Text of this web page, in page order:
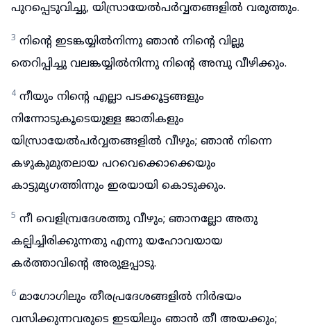
പുറപ്പെടുവിച്ചു, യിസ്രായേൽപർവ്വതങ്ങളിൽ വരുത്തും.
3 നിന്റെ ഇടങ്കയ്യിൽനിന്നു ഞാൻ നിന്റെ വില്ലു
തെറിപ്പിച്ചു വലങ്കയ്യിൽനിന്നു നിന്റെ അമ്പു വീഴിക്കും.
4 നീയും നിന്റെ എല്ലാ പടക്കൂട്ടങ്ങളും
നിന്നോടുകൂടെയുള്ള ജാതികളും
യിസ്രായേൽപർവ്വതങ്ങളിൽ വീഴും; ഞാൻ നിന്നെ
കഴുകുമുതലായ പറവെക്കൊക്കെയും
കാട്ടുമൃഗത്തിന്നും ഇരയായി കൊടുക്കും.
5 നീ വെളിമ്പ്രദേശത്തു വീഴും; ഞാനല്ലോ അതു
കല്പിച്ചിരിക്കുന്നതു എന്നു യഹോവയായ
കർത്താവിന്റെ അരുളപ്പാടു.
6 മാഗോഗിലും തീരപ്രദേശങ്ങളിൽ നിർഭയം
വസിക്കുന്നവരുടെ ഇടയിലും ഞാൻ തീ അയക്കും;